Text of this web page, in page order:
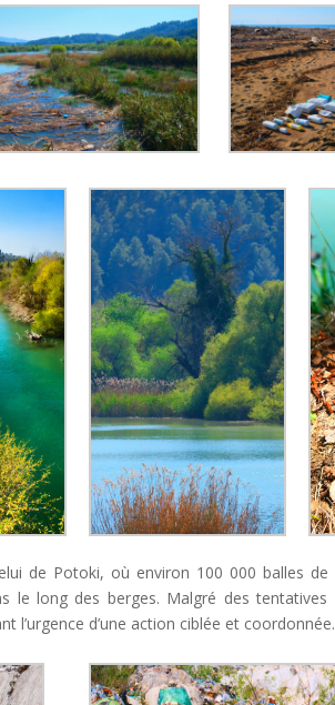
de Potoki, où environ 100 000 balles
le long des berges. Malgré des tentatives
l’urgence d’une action ciblée et coordonnée.